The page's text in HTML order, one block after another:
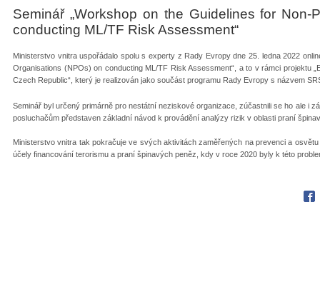
Seminář „Workshop on the Guidelines for Non-
conducting ML/TF Risk Assessment“
Ministerstvo vnitra uspořádalo spolu s experty z Rady Evropy dne 25. ledna 2022
Organisations (NPOs) on conducting ML/TF Risk Assessment“, a to v rámci projektu
Czech Republic“, který je realizován jako součást programu Rady Evropy s názvem
Seminář byl určený primárně pro nestátní neziskové organizace, zúčastnili se ho ale i
posluchačům představen základní návod k provádění analýzy rizik v oblasti praní
Ministerstvo vnitra tak pokračuje ve svých aktivitách zaměřených na prevenci a
účely financování terorismu a praní špinavých peněz, kdy v roce 2020 byly k této